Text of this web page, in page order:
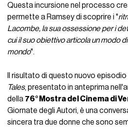
Questa incursione nel processo
permette a Ramsey di scoprire i "
Lacombe, la sua ossessione per i
cui il suo obiettivo articola un modo
mondo".
Il risultato di questo nuovo episodio
Tales, presentato in anteprima
della 76° Mostra del Cinema di
Giornate degli Autori, è una
sincera tra due donne che sono